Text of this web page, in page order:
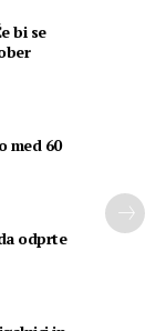
bi se
med 60
odprte